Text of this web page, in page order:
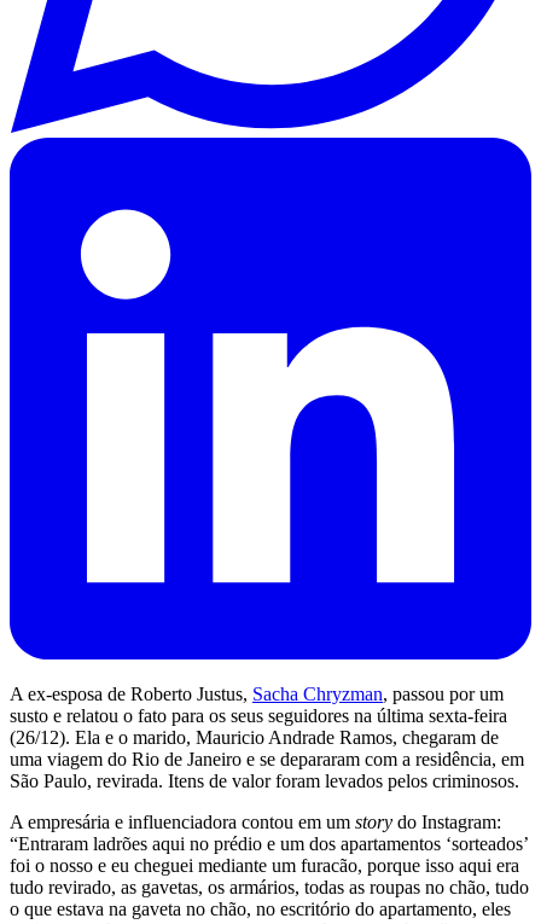
A ex-esposa de Roberto Justus, Sacha Chryzman, passou por um
susto e relatou o fato para os seus seguidores na última sexta-feira
(26/12). Ela e o marido, Mauricio Andrade Ramos, chegaram de
uma viagem do Rio de Janeiro e se depararam com a residência, em
São Paulo, revirada. Itens de valor foram levados pelos criminosos.
A empresária e influenciadora contou em um story do Instagram:
“Entraram ladrões aqui no prédio e um dos apartamentos ‘sorteados’
foi o nosso e eu cheguei mediante um furacão, porque isso aqui era
tudo revirado, as gavetas, os armários, todas as roupas no chão, tudo
o que estava na gaveta no chão, no escritório do apartamento, eles